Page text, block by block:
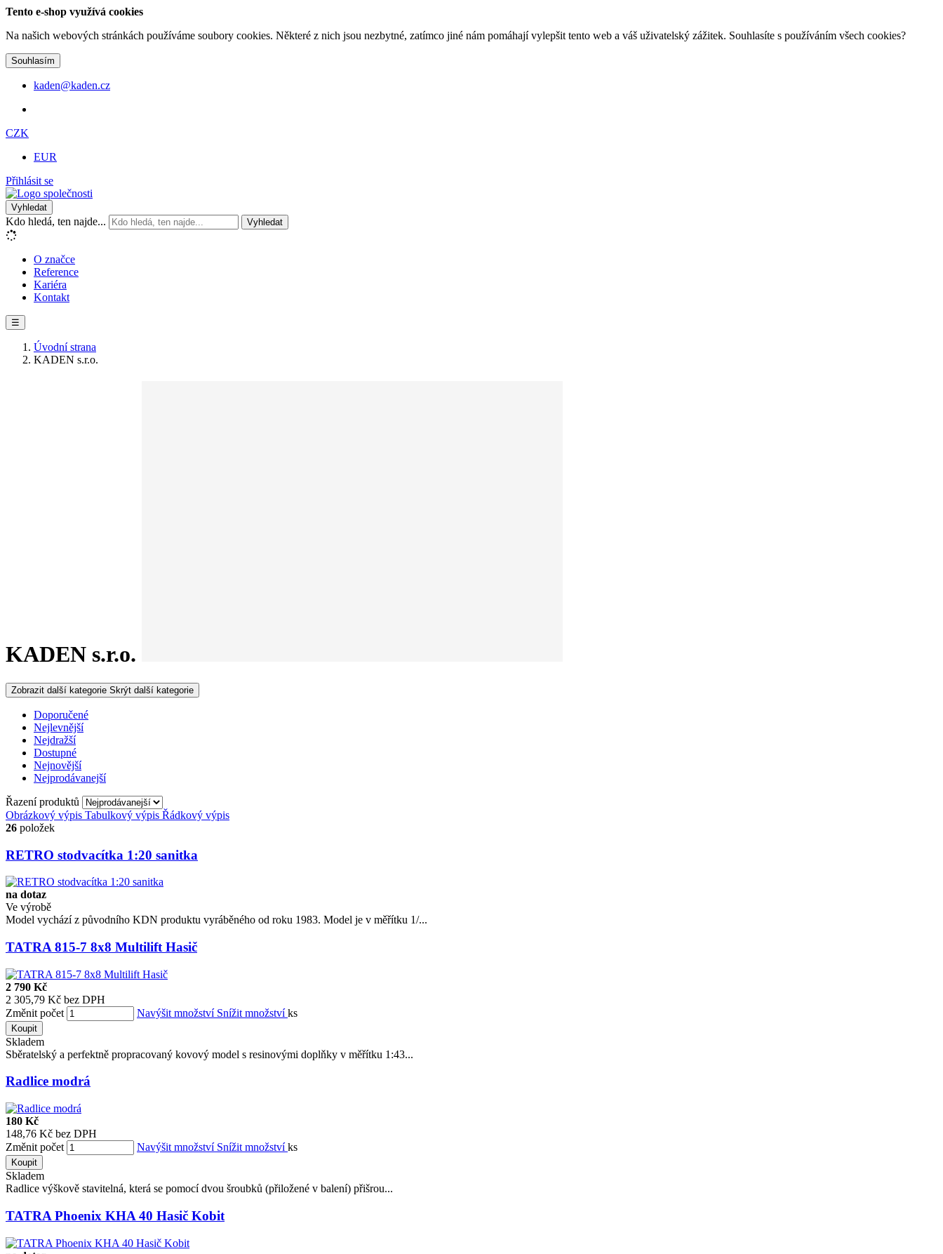
Tento e-shop využívá cookies
Na našich webových stránkách používáme soubory cookies. Některé z nich jsou nezbytné, zatímco jiné nám pomáhají vylepšit tento web a váš uživatelský zážitek. Souhlasíte s používáním všech cookies?
Souhlasím
kaden@kaden.cz
CZK
EUR
Přihlásit se
Vyhledat
Kdo hledá, ten najde... Vyhledat
O značce
Reference
Kariéra
Kontakt
☰
Úvodní strana
KADEN s.r.o.
KADEN s.r.o.
Zobrazit další kategorie Skrýt další kategorie
Doporučené
Nejlevnější
Nejdražší
Dostupné
Nejnovější
Nejprodávanejší
Řazení produktů
Obrázkový výpis Tabulkový výpis Řádkový výpis
26 položek
RETRO stodvacítka 1:20 sanitka
na dotaz
Ve výrobě
Model vychází z původního KDN produktu vyráběného od roku 1983. Model je v měřítku 1/...
TATRA 815-7 8x8 Multilift Hasič
2 790 Kč
2 305,79 Kč bez DPH
Změnit počet
Navýšit množství Snížit množstvíks
Koupit
Skladem
Sběratelský a perfektně propracovaný kovový model s resinovými doplňky v měřítku 1:43...
Radlice modrá
180 Kč
148,76 Kč bez DPH
Změnit počet
Navýšit množství Snížit množstvíks
Koupit
Skladem
Radlice výškově stavitelná, která se pomocí dvou šroubků (přiložené v balení) přišrou...
TATRA Phoenix KHA 40 Hasič Kobit